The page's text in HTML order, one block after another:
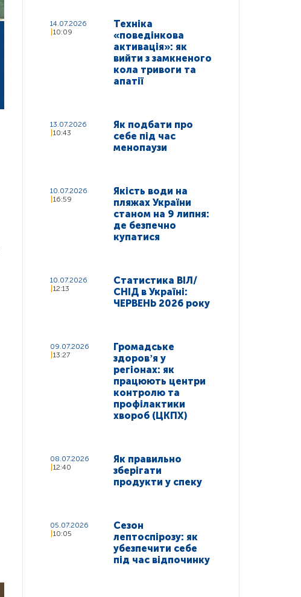
14.07.2026
10:09
Техніка
«поведінкова
активація»: як
вийти з замкненого
кола тривоги та
апатії
13.07.2026
10:43
Як подбати про
себе під час
менопаузи
10.07.2026
16:59
Якість води на
пляжах України
станом на 9 липня:
де безпечно
купатися
10.07.2026
12:13
Статистика ВІЛ/
СНІД в Україні:
ЧЕРВЕНЬ 2026 року
09.07.2026
13:27
Громадське
здоровʼя у
регіонах: як
працюють центри
контролю та
профілактики
хвороб (ЦКПХ)
08.07.2026
12:40
Як правильно
зберігати
продукти у спеку
05.07.2026
10:05
Сезон
лептоспірозу: як
убезпечити себе
під час відпочинку